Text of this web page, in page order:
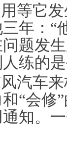
等它
年：“
题发
练的
汽车
“会修
知。